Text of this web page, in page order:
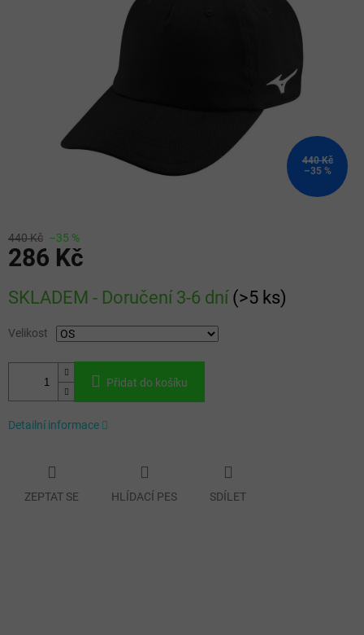
440 Kč
–35 %
440 Kč –35 %
286 Kč
cena:
SKLADEM - Doručení 3-6 dní (>5 ks)
Velikost
Přidat do košíku
Detailní informace
ZEPTAT SE HLÍDACÍ PES SDÍLET